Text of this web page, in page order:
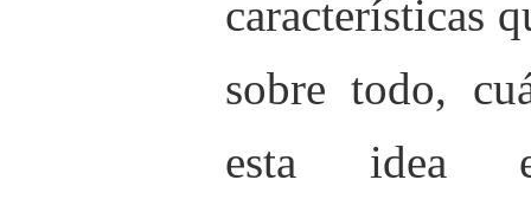
características
sobre todo,
esta idea